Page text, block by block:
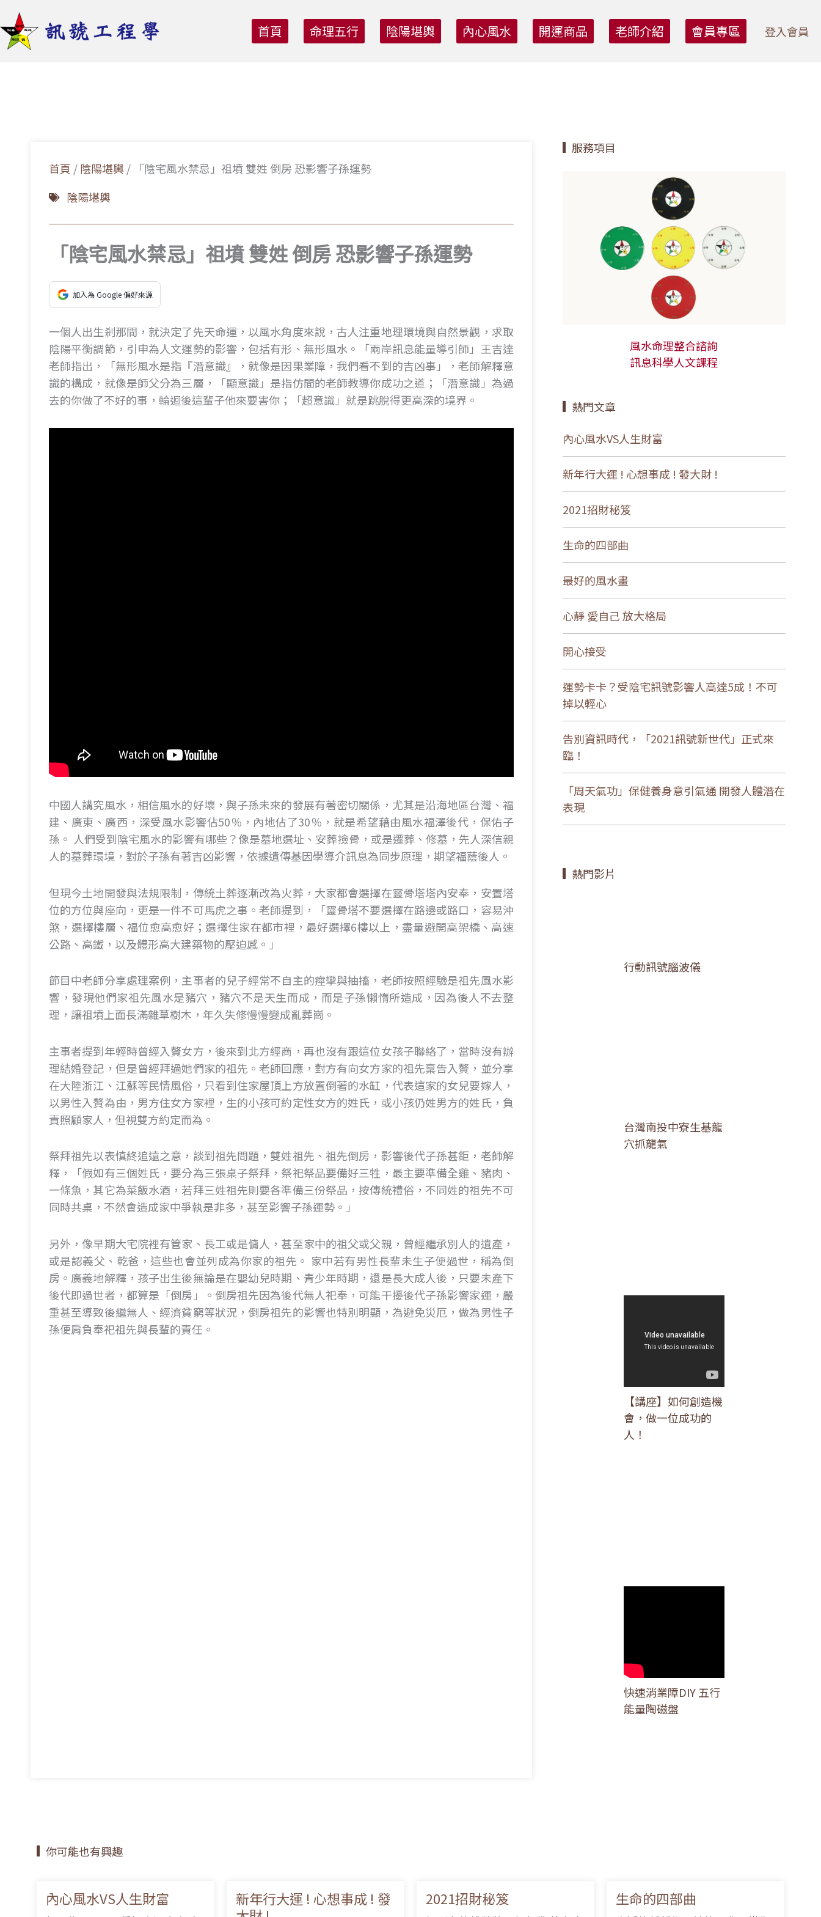
至
主
首頁 命理五行 陰陽堪輿 內心風水 開運商品 老師介紹 會員專區 登入會員
首頁 /陰陽堪輿 /
「陰宅風水禁忌」祖墳 雙姓 倒房 恐影響子孫運勢
陰陽堪輿
「陰宅風水禁忌」祖墳 雙姓 倒房 恐影響子孫運勢
加入為 Google 偏好來源
一個人出生剎那間，就決定了先天命運，以風水角度來說，古人注重地理環境與自然景觀，求取
陰陽平衡調節，引申為人文運勢的影響，包括有形、無形風水。「兩岸訊息能量導引師」王吉達
老師指出，「無形風水是指『潛意識』，就像是因果業障，我們看不到的吉凶事」，老師解釋意
識的構成，就像是師父分為三層，「顯意識」是指仿間的老師教導你成功之道；「潛意識」為過
去的你做了不好的事，輪迴後這輩子他來要害你；「超意識」就是跳脫得更高深的境界。
中國人講究風水，相信風水的好壞，與子孫未來的發展有著密切關係，尤其是沿海地區台灣、福
建、廣東、廣西，深受風水影響佔50％，內地佔了30％，就是希望藉由風水福澤後代，保佑子
孫。 人們受到陰宅風水的影響有哪些？像是墓地選址、安葬撿骨，或是遷葬、修墓，先人深信親
人的墓葬環境，對於子孫有著吉凶影響，依據遺傳基因學導介訊息為同步原理，期望福蔭後人。
但現今土地開發與法規限制，傳統土葬逐漸改為火葬，大家都會選擇在靈骨塔塔內安奉，安置塔
位的方位與座向，更是一件不可馬虎之事。老師提到，「靈骨塔不要選擇在路邊或路口，容易沖
煞，選擇樓層、福位愈高愈好；選擇住家在都市裡，最好選擇6樓以上，盡量避開高架橋、高速
公路、高鐵，以及體形高大建築物的壓迫感。」
節目中老師分享處理案例，主事者的兒子經常不自主的痙攣與抽搐，老師按照經驗是祖先風水影
響，發現他們家祖先風水是豬穴，豬穴不是天生而成，而是子孫懶惰所造成，因為後人不去整
理，讓祖墳上面長滿雜草樹木，年久失修慢慢變成亂葬崗。
主事者提到年輕時曾經入贅女方，後來到北方經商，再也沒有跟這位女孩子聯絡了，當時沒有辦
理結婚登記，但是曾經拜過她們家的祖先。老師回應，對方有向女方家的祖先稟告入贅，並分享
在大陸浙江、江蘇等民情風俗，只看到住家屋頂上方放置倒著的水缸，代表這家的女兒要嫁人，
以男性入贅為由，男方住女方家裡，生的小孩可約定性女方的姓氏，或小孩仍姓男方的姓氏，負
責照顧家人，但視雙方約定而為。
祭拜祖先以表慎終追遠之意，談到祖先問題，雙姓祖先、祖先倒房，影響後代子孫甚鉅，老師解
釋，「假如有三個姓氏，要分為三張桌子祭拜，祭祀祭品要備好三牲，最主要準備全雞、豬肉、
一條魚，其它為菜飯水酒，若拜三姓祖先則要各準備三份祭品，按傳統禮俗，不同姓的祖先不可
同時共桌，不然會造成家中爭執是非多，甚至影響子孫運勢。」
另外，像早期大宅院裡有管家、長工或是傭人，甚至家中的祖父或父親，曾經繼承別人的遺產，
或是認義父、乾爸，這些也會並列成為你家的祖先。 家中若有男性長輩未生子便過世，稱為倒
房。廣義地解釋，孩子出生後無論是在嬰幼兒時期、青少年時期，還是長大成人後，只要未產下
後代即過世者，都算是「倒房」。倒房祖先因為後代無人祀奉，可能干擾後代子孫影響家運，嚴
重甚至導致後繼無人、經濟貧窮等狀況，倒房祖先的影響也特別明顯，為避免災厄，做為男性子
孫便肩負奉祀祖先與長輩的責任。
服務項目
風水命理整合諮詢
訊息科學人文課程
熱門文章
內心風水VS人生財富
新年行大運 ! 心想事成 ! 發大財 !
2021招財秘笈
生命的四部曲
最好的風水畫
心靜 愛自己 放大格局
開心接受
運勢卡卡？受陰宅訊號影響人高達5成！不可
掉以輕心
告別資訊時代，「2021訊號新世代」正式來
臨！
「周天氣功」保健養身意引氣通 開發人體潛在
表現
熱門影片
行動訊號腦波儀
台灣南投中寮生基龍
穴抓龍氣
【講座】如何創造機
會，做一位成功的
人！
快速消業障DIY 五行
能量陶磁盤
你可能也有興趣
內心風水VS人生財富
新年行大運 ! 心想事成 ! 發
2021招財秘笈 生命的四部曲